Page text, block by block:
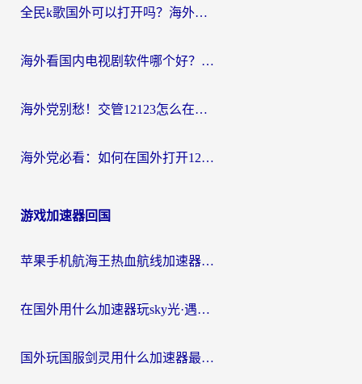
全民k歌国外可以打开吗？海外党听国内音乐听书的实用指南
海外看国内电视剧软件哪个好？留学生亲测有效的追剧加速方案
海外党别愁！交管12123怎么在国外用？一篇搞定回国资源访问难题
海外党必看：如何在国外打开12123，解决小程序登录难题
游戏加速器回国
苹果手机航海王热血航线加速器从哪开启？海外玩家国服畅玩全攻略
在国外用什么加速器玩sky光·遇？海外玩家国服畅玩终极指南（附魔兽世界狂暴传奇解决方案）
国外玩国服剑灵用什么加速器最好？2026海外玩家亲测指南（附魔兽世界怀旧服精灵之境加速技巧）